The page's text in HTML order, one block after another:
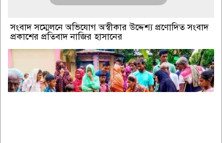
সংবাদ সম্মেলনে অভিযোগ অস্বীকার উদ্দেশ্য প্রণোদিত সংবাদ
প্রকাশের প্রতিবাদ নাজির হাসানের